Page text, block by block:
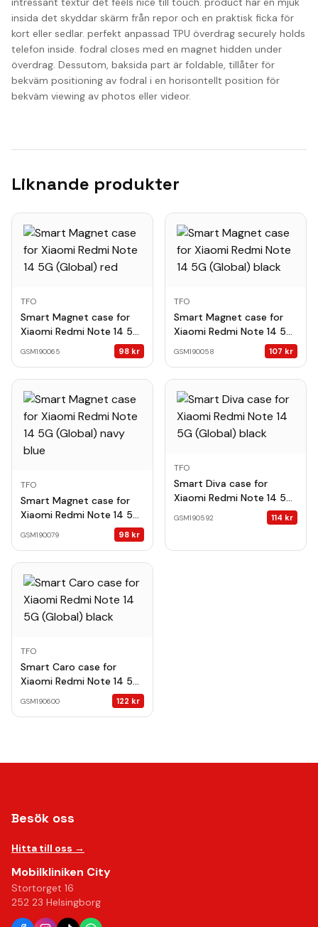
insida det skyddar skärm från repor och en praktisk ficka för
kort eller sedlar. perfekt anpassad TPU överdrag securely holds
telefon inside. fodral closes med en magnet hidden under
överdrag. Dessutom, baksida part är foldable, tillåter för
bekväm positioning av fodral i en horisontellt position för
bekväm viewing av photos eller videor.
Liknande produkter
TFO
Smart Magnet case for
Xiaomi Redmi Note 14 5G
GSM190065 98 kr
TFO
Smart Magnet case for
Xiaomi Redmi Note 14 5G
GSM190058 107 kr
TFO
Smart Magnet case for
Xiaomi Redmi Note 14 5G
GSM190079 98 kr
TFO
Smart Diva case for
Xiaomi Redmi Note 14 5G
GSM190592 114 kr
TFO
Smart Caro case for
Xiaomi Redmi Note 14 5G
GSM190600 122 kr
Besök oss
Hitta till oss →
Mobilkliniken City
Stortorget 16
252 23 Helsingborg